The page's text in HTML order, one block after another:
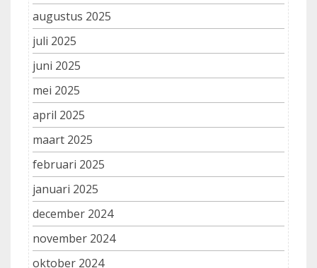
augustus 2025
juli 2025
juni 2025
mei 2025
april 2025
maart 2025
februari 2025
januari 2025
december 2024
november 2024
oktober 2024